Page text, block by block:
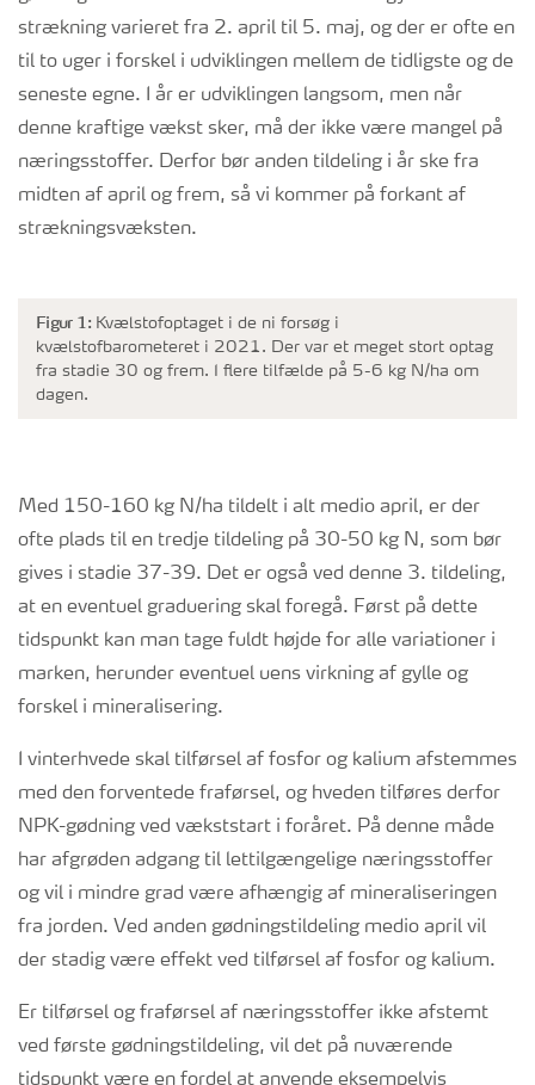
strækning varieret fra 2. april til 5. maj, og der er ofte en
til to uger i forskel i udviklingen mellem de tidligste og de
seneste egne. I år er udviklingen langsom, men når
denne kraftige vækst sker, må der ikke være mangel på
næringsstoffer. Derfor bør anden tildeling i år ske fra
midten af april og frem, så vi kommer på forkant af
strækningsvæksten.
Figur 1: Kvælstofoptaget i de ni forsøg i
kvælstofbarometeret i 2021. Der var et meget stort optag
fra stadie 30 og frem. I flere tilfælde på 5-6 kg N/ha om
dagen.
Med 150-160 kg N/ha tildelt i alt medio april, er der
ofte plads til en tredje tildeling på 30-50 kg N, som bør
gives i stadie 37-39. Det er også ved denne 3. tildeling,
at en eventuel graduering skal foregå. Først på dette
tidspunkt kan man tage fuldt højde for alle variationer i
marken, herunder eventuel uens virkning af gylle og
forskel i mineralisering.
I vinterhvede skal tilførsel af fosfor og kalium afstemmes
med den forventede fraførsel, og hveden tilføres derfor
NPK-gødning ved vækststart i foråret. På denne måde
har afgrøden adgang til lettilgængelige næringsstoffer
og vil i mindre grad være afhængig af mineraliseringen
fra jorden. Ved anden gødningstildeling medio april vil
der stadig være effekt ved tilførsel af fosfor og kalium.
Er tilførsel og fraførsel af næringsstoffer ikke afstemt
ved første gødningstildeling, vil det på nuværende
tidspunkt være en fordel at anvende eksempelvis